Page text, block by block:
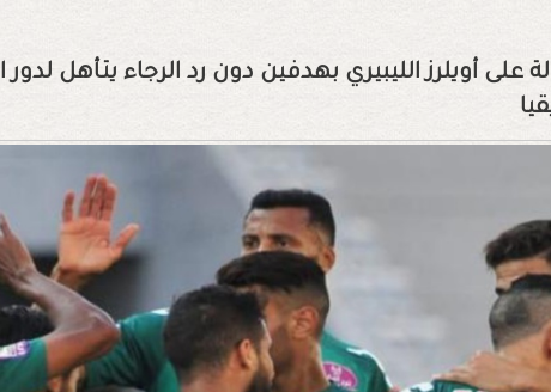
على أويلرز الليبيري بهدفين دون رد الرجاء يتأهل